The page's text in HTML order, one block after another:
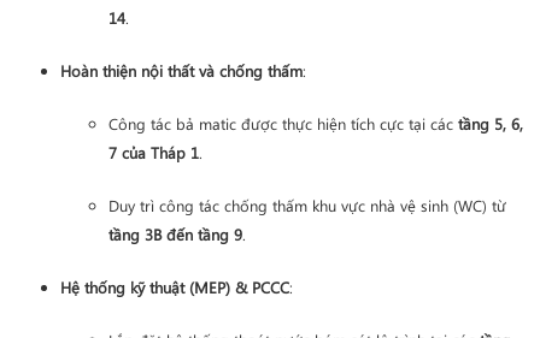
14.
Hoàn thiện nội thất và chống thấm:
Công tác bả matic được thực hiện tích cực tại các tầng 5, 6,
7 của Tháp 1.
Duy trì công tác chống thấm khu vực nhà vệ sinh (WC) từ
tầng 3B đến tầng 9.
Hệ thống kỹ thuật (MEP) & PCCC: